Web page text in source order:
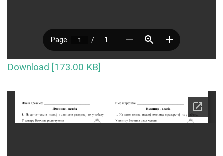
Download [173.00 KB]